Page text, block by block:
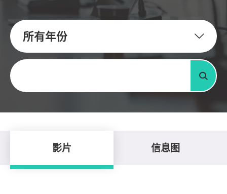
所有年份
关键字
搜寻
影片 信息图